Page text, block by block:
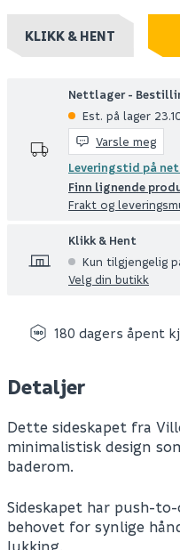
KLIKK & HENT
Nettlager -
Est. på lager
Varsle meg
Leveringstid på
Finn lignende
Frakt og
Klikk & Hent
Kun tilgjengelig
Velg din butikk
180 dagers åpent
Detaljer
Dette sideskapet fra
minimalistisk design
baderom.
Sideskapet har push-
behovet for synlige
lukking.